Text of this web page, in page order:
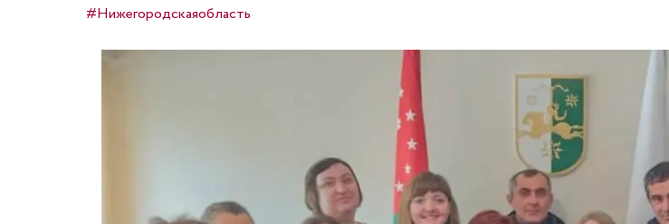
#Нижегородскаяобласть